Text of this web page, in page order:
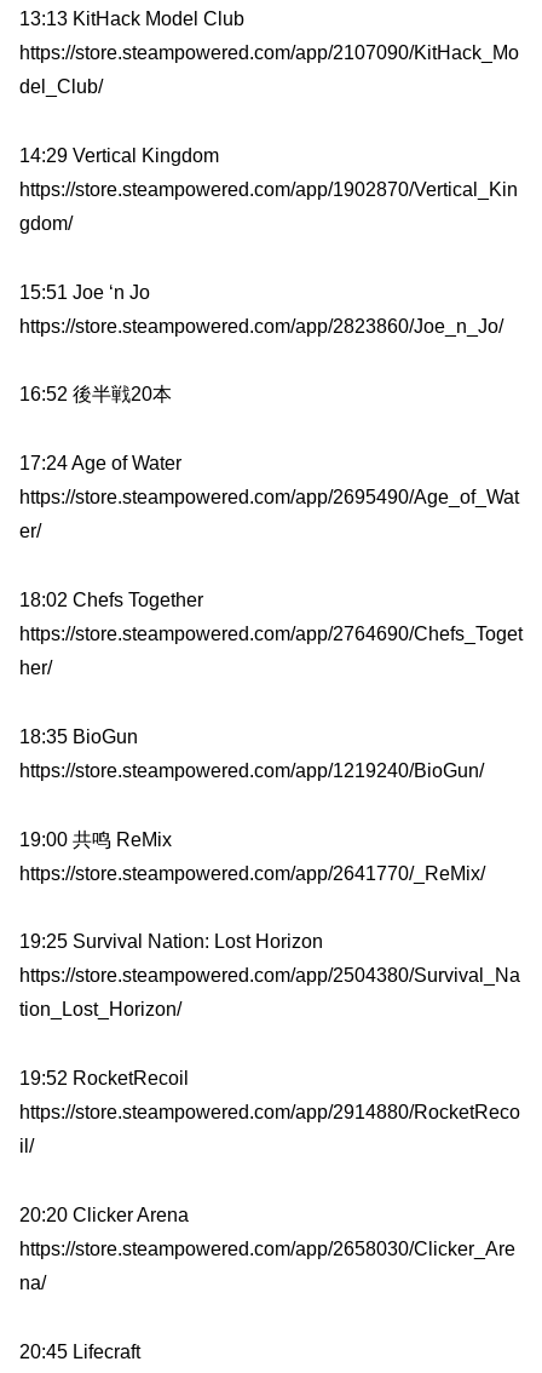
13:13 KitHack Model Club
https://store.steampowered.com/app/2107090/KitHack_Mo
del_Club/
14:29 Vertical Kingdom
https://store.steampowered.com/app/1902870/Vertical_Kin
gdom/
15:51 Joe ‘n Jo
https://store.steampowered.com/app/2823860/Joe_n_Jo/
16:52 後半戦20本
17:24 Age of Water
https://store.steampowered.com/app/2695490/Age_of_Wat
er/
18:02 Chefs Together
https://store.steampowered.com/app/2764690/Chefs_Toget
her/
18:35 BioGun
https://store.steampowered.com/app/1219240/BioGun/
19:00 共鸣 ReMix
https://store.steampowered.com/app/2641770/_ReMix/
19:25 Survival Nation: Lost Horizon
https://store.steampowered.com/app/2504380/Survival_Na
tion_Lost_Horizon/
19:52 RocketRecoil
https://store.steampowered.com/app/2914880/RocketReco
il/
20:20 Clicker Arena
https://store.steampowered.com/app/2658030/Clicker_Are
na/
20:45 Lifecraft